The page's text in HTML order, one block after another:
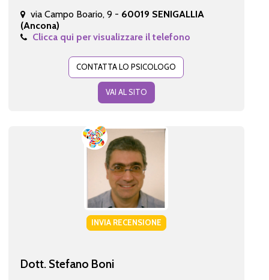
via Campo Boario, 9 - 60019 SENIGALLIA
(Ancona)
Clicca qui per visualizzare il telefono
CONTATTA LO PSICOLOGO
VAI AL SITO
INVIA RECENSIONE
Dott. Stefano Boni